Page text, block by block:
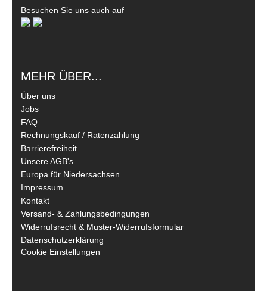
Besuchen Sie uns auch auf
MEHR ÜBER...
Über uns
Jobs
FAQ
Rechnungskauf / Ratenzahlung
Barrierefreiheit
Unsere AGB's
Europa für Niedersachsen
Impressum
Kontakt
Versand- & Zahlungsbedingungen
Widerrufsrecht & Muster-Widerrufsformular
Datenschutzerklärung
Cookie Einstellungen